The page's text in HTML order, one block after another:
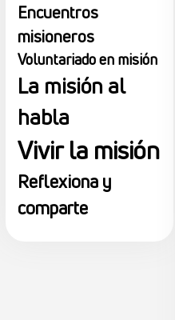
Encuentros
misioneros
Voluntariado en misión
La misión al
habla
Vivir la misión
Reflexiona y
comparte